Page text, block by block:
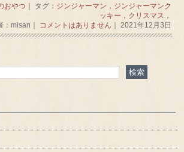
おやつ ｜ タグ： ジンジャーマン，ジンジャーマンク
ッキー，クリスマス，
：misan｜ コメントはありません ｜ 2021年12月3日